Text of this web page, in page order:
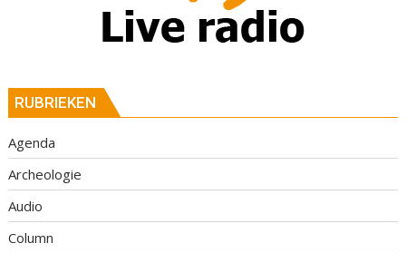
RUBRIEKEN
Agenda
Archeologie
Audio
Column